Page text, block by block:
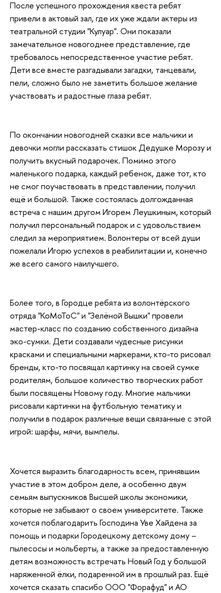
После успешного прохождения квеста ребят
привели в актовый зал, где их уже ждали актеры из
театральной студии "Кулуар". Они показали
замечательное новогоднее представление, где
требовалось непосредственное участие ребят.
Дети все вместе разгадывали загадки, танцевали,
пели, сложно было не заметить большое желание
участвовать и радостные глаза ребят.
По окончании новогодней сказки все мальчики и
девочки могли рассказать стишок Дедушке Морозу и
получить вкусный подарочек. Помимо этого
маленького подарка, каждый ребенок, даже тот, кто
не смог поучаствовать в представлении, получил
ещё и большой. Также состоялась долгожданная
встреча с нашим другом Игорем Леушкиным, который
получил персональный подарок и с удовольствием
следил за мероприятием. Волонтеры от всей души
пожелали Игорю успехов в реабилитации и, конечно
же всего самого наилучшего.
Более того, в Городце ребята из волонтёрского
отряда "КоМоТоС" и "Зелёной Вышки" провели
мастер-класс по созданию собственного дизайна
эко-сумки. Дети создавали чудесные рисунки
красками и специальными маркерами, кто-то рисовал
бренды, кто-то посвящал картинку на своей сумке
родителям, большое количество творческих работ
были посвящены Новому году. Многие мальчики
рисовали картинки на футбольную тематику и
получили в подарок различные вещи связанные с этой
игрой: шарфы, мячи, вымпелы.
Хочется выразить благодарность всем, принявшим
участие в этом добром деле, а особенно двум
семьям выпускников Высшей школы экономики,
которые не забывают о своем университете. Также
хочется поблагодарить Господина Уве Хайдена за
помощь и подарки Городецкому детскому дому –
пылесосы и мольберты, а также за предоставленную
детям возможность встречать Новый Год у большой
наряженной ёлки, подаренной им в прошлый раз. Ещё
хочется сказать спасибо ООО "Форафуд" и АО